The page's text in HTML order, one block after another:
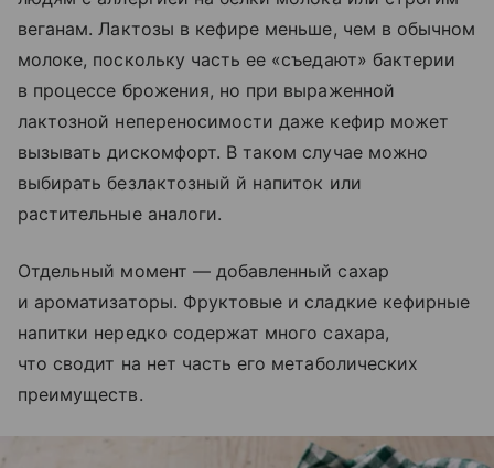
веганам. Лактозы в кефире меньше, чем в обычном
молоке, поскольку часть ее «съедают» бактерии
в процессе брожения, но при выраженной
лактозной непереносимости даже кефир может
вызывать дискомфорт. В таком случае можно
выбирать безлактозный й напиток или
растительные аналоги.
Отдельный момент — добавленный сахар
и ароматизаторы. Фруктовые и сладкие кефирные
напитки нередко содержат много сахара,
что сводит на нет часть его метаболических
преимуществ.